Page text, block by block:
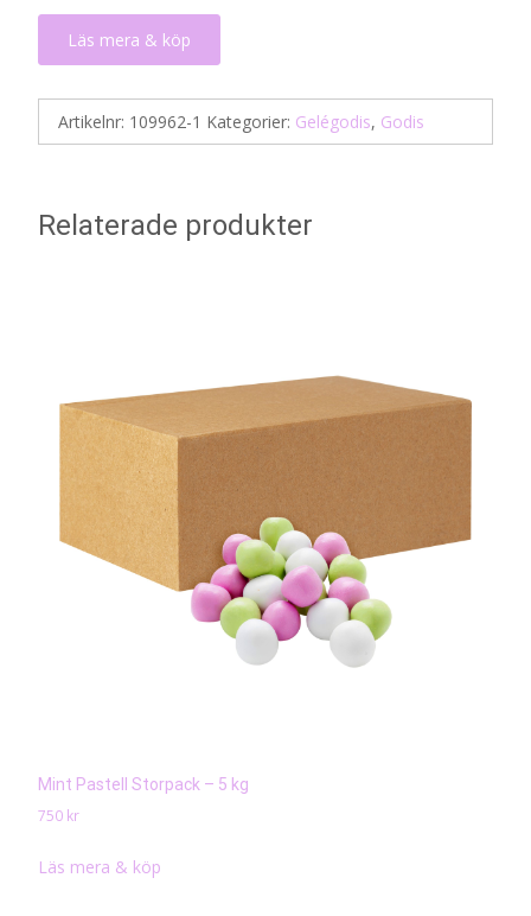
Läs mera & köp
Artikelnr: 109962-1 Kategorier: Gelégodis, Godis
Relaterade produkter
Mint Pastell Storpack – 5 kg
750 kr
Läs mera & köp